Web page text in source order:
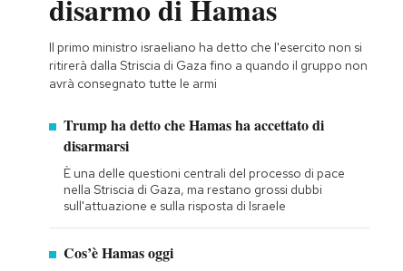
disarmo di Hamas
Il primo ministro israeliano ha detto che l'esercito non si
ritirerà dalla Striscia di Gaza fino a quando il gruppo non
avrà consegnato tutte le armi
Trump ha detto che Hamas ha accettato di
disarmarsi
È una delle questioni centrali del processo di pace
nella Striscia di Gaza, ma restano grossi dubbi
sull'attuazione e sulla risposta di Israele
Cos’è Hamas oggi